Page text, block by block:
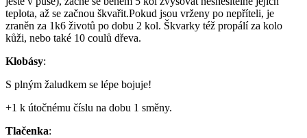
teplota, až se začnou škvařit.Pokud jsou vrženy po nepříteli, je
zraněn za 1k6 životů po dobu 2 kol. Škvarky též propálí za kolo
kůži, nebo také 10 coulů dřeva.
Klobásy:
S plným žaludkem se lépe bojuje!
+1 k útočnému číslu na dobu 1 směny.
Tlačenka: